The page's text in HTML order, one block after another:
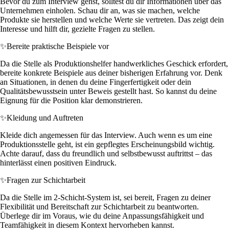
Unternehmen einholen. Schau dir an, was sie machen, welche
Produkte sie herstellen und welche Werte sie vertreten. Das zeigt dein
Interesse und hilft dir, gezielte Fragen zu stellen.
✨Bereite praktische Beispiele vor
Da die Stelle als Produktionshelfer handwerkliches Geschick erfordert,
bereite konkrete Beispiele aus deiner bisherigen Erfahrung vor. Denk
an Situationen, in denen du deine Fingerfertigkeit oder dein
Qualitätsbewusstsein unter Beweis gestellt hast. So kannst du deine
Eignung für die Position klar demonstrieren.
✨Kleidung und Auftreten
Kleide dich angemessen für das Interview. Auch wenn es um eine
Produktionsstelle geht, ist ein gepflegtes Erscheinungsbild wichtig.
Achte darauf, dass du freundlich und selbstbewusst auftrittst – das
hinterlässt einen positiven Eindruck.
✨Fragen zur Schichtarbeit
Da die Stelle im 2-Schicht-System ist, sei bereit, Fragen zu deiner
Flexibilität und Bereitschaft zur Schichtarbeit zu beantworten.
Überlege dir im Voraus, wie du deine Anpassungsfähigkeit und
Teamfähigkeit in diesem Kontext hervorheben kannst.